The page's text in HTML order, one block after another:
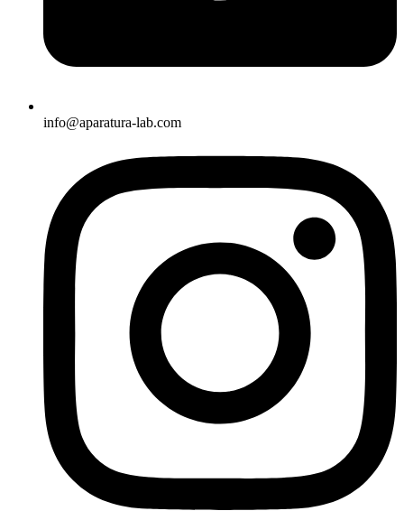
info@aparatura-lab.com